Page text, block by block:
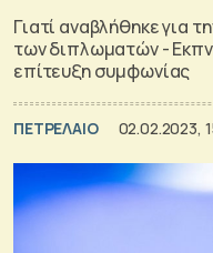
Γιατί αναβλήθηκε για
των διπλωματών -
επίτευξη συμφωνίας
ΠΕΤΡΕΛΑΙΟ 02.02.2023,